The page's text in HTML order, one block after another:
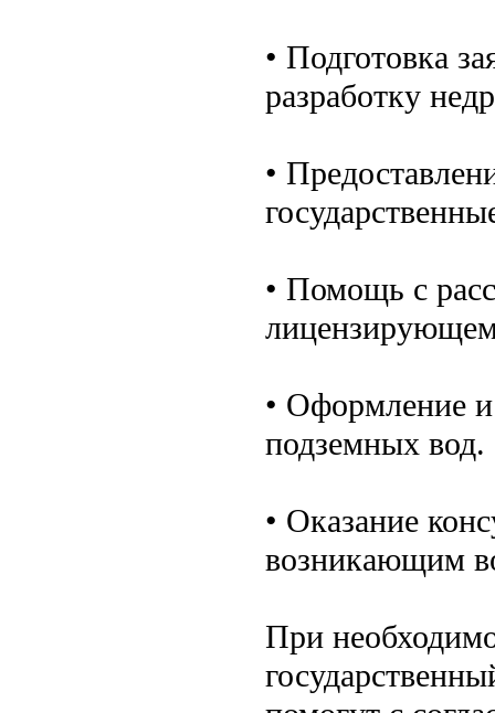
• Подготовка
разработку
•
• Помощь с
• Оформление и
подземных вод.
• Оказание
возникающим
При